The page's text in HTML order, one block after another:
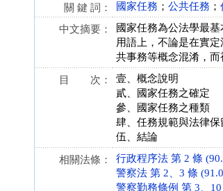
關 鍵 詞：
國家任務 ； 公共任務 ；
中文摘要：
國家任務為公法學最
用語上，不論是在實
共事務等概念混淆，而
目 次：
壹、概念說明
貳、國家任務之確定
參、國家任務之種類
肆、任務規範與法律保
伍、結論
相關法條：
行政程序法 第 2 條
警察法 第 2、3 條
警察勤務條例 第 3、